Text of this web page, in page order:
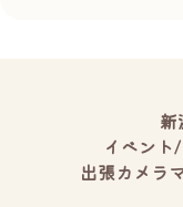
新
イベント
出張カメラ